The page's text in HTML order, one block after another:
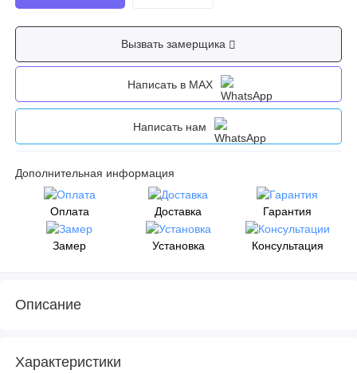
Вызвать замерщика
Написать в MAX
Написать нам
Дополнительная информация
Оплата Доставка Гарантия
Замер Установка Консультация
Описание
Характеристики